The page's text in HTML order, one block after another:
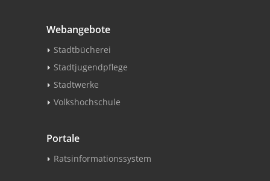
Webangebote
Stadtbücherei
Stadtjugendpflege
Stadtwerke
Volkshochschule
Portale
Ratsinformationssystem